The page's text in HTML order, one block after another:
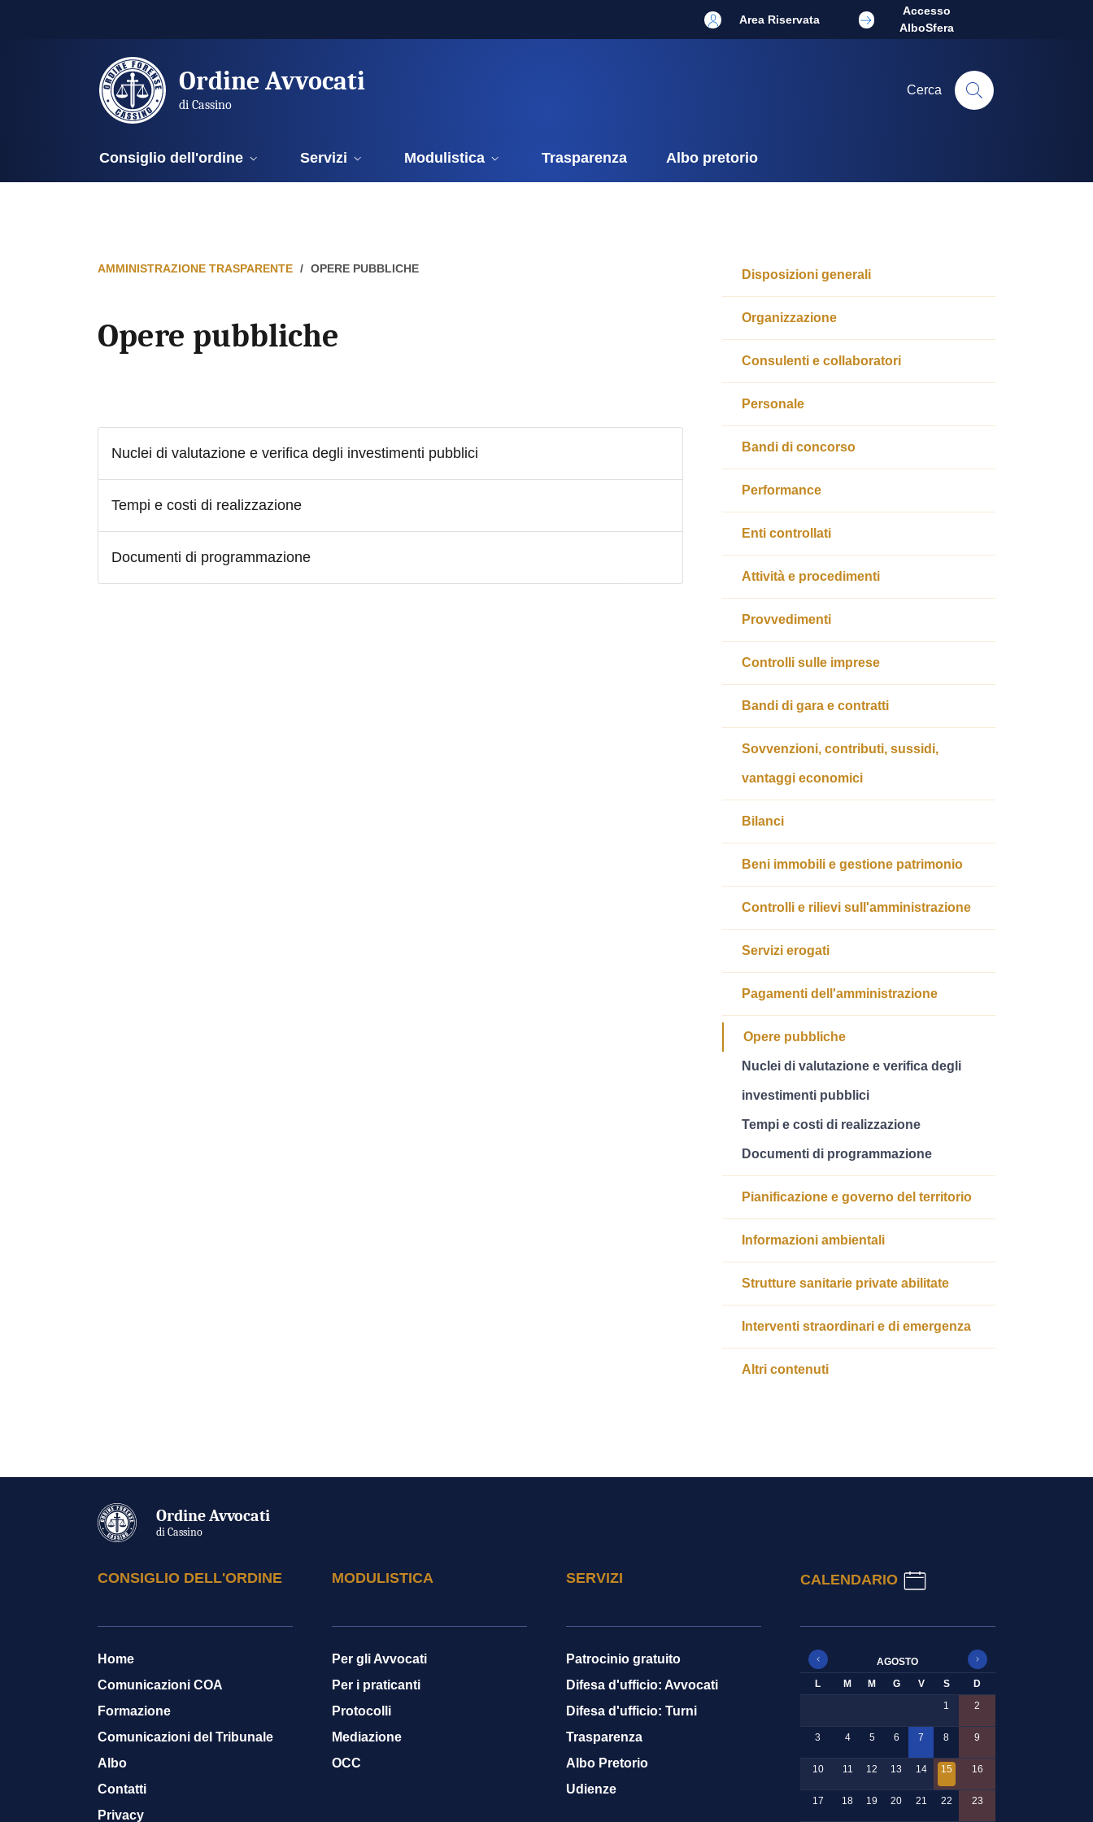
Area Riservata
Accesso
AlboSfera
Ordine Avvocati
di Cassino
Cerca
Consiglio dell'ordine Servizi Modulistica Trasparenza Albo pretorio
Disposizioni generali
Organizzazione
Consulenti e collaboratori
Personale
Bandi di concorso
Performance
Enti controllati
Attività e procedimenti
Provvedimenti
Controlli sulle imprese
Bandi di gara e contratti
Sovvenzioni, contributi, sussidi,
vantaggi economici
Bilanci
Beni immobili e gestione patrimonio
Controlli e rilievi sull'amministrazione
Servizi erogati
Pagamenti dell'amministrazione
Opere pubbliche
Nuclei di valutazione e verifica degli
investimenti pubblici
Tempi e costi di realizzazione
Documenti di programmazione
Pianificazione e governo del territorio
Informazioni ambientali
Strutture sanitarie private abilitate
Interventi straordinari e di emergenza
Altri contenuti
AMMINISTRAZIONE TRASPARENTE OPERE PUBBLICHE
Opere pubbliche
Nuclei di valutazione e verifica degli investimenti pubblici
Tempi e costi di realizzazione
Documenti di programmazione
Ordine Avvocati
di Cassino
CONSIGLIO DELL'ORDINE
Home
Comunicazioni COA
Formazione
Comunicazioni del Tribunale
Albo
Contatti
Privacy
MODULISTICA
Per gli Avvocati
Per i praticanti
Protocolli
Mediazione
OCC
SERVIZI
Patrocinio gratuito
Difesa d'ufficio: Avvocati
Difesa d'ufficio: Turni
Trasparenza
Albo Pretorio
Udienze
CALENDARIO
AGOSTO
L M M G V S D
1 2
3 4 5 6 7 8 9
10 11 12 13 14 15 16
17 18 19 20 21 22 23